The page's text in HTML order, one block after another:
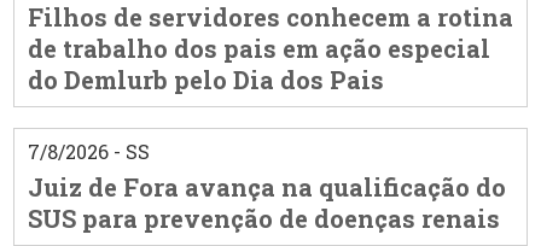
Filhos de servidores conhecem a rotina
de trabalho dos pais em ação especial
do Demlurb pelo Dia dos Pais
7/8/2026 - SS
Juiz de Fora avança na qualificação do
SUS para prevenção de doenças renais